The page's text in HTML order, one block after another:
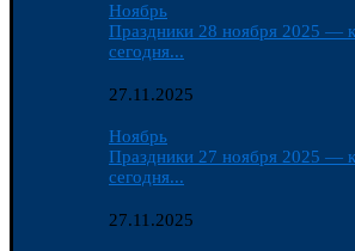
Ноябрь
Праздники 28 ноября 2025 —
сегодня...
27.11.2025
Ноябрь
Праздники 27 ноября 2025 —
сегодня...
27.11.2025